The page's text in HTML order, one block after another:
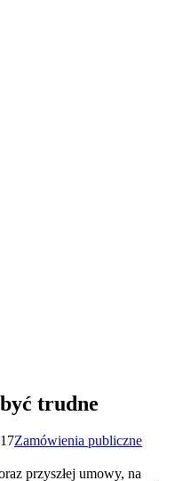
trudne
Zamówienia publiczne
przyszłej umowy, na